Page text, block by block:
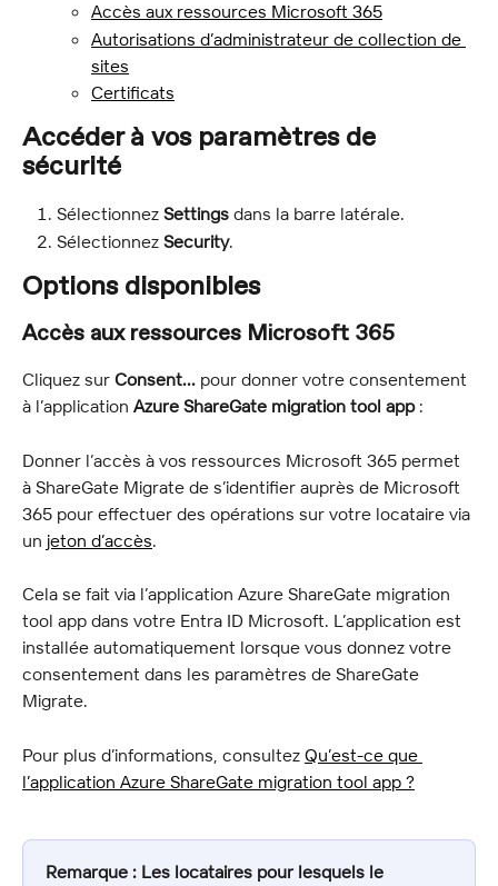
Accès aux ressources Microsoft 365
Autorisations d’administrateur de collection de
sites
Certificats
Accéder à vos paramètres de
sécurité
Sélectionnez Settings dans la barre latérale.
Sélectionnez Security.
Options disponibles
Accès aux ressources Microsoft 365
Cliquez sur Consent... pour donner votre consentement
à l’application Azure ShareGate migration tool app :
Donner l’accès à vos ressources Microsoft 365 permet
à ShareGate Migrate de s’identifier auprès de Microsoft
365 pour effectuer des opérations sur votre locataire via
un jeton d’accès.
Cela se fait via l’application Azure ShareGate migration
tool app dans votre Entra ID Microsoft. L’application est
installée automatiquement lorsque vous donnez votre
consentement dans les paramètres de ShareGate
Migrate.
Pour plus d’informations, consultez Qu’est-ce que
l’application Azure ShareGate migration tool app ?
Remarque : Les locataires pour lesquels le